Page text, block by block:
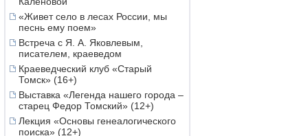
«Живет село в лесах России, мы
песнь ему поем»
Встреча с Я. А. Яковлевым,
писателем, краеведом
Краеведческий клуб «Старый
Томск» (16+)
Выставка «Легенда нашего города –
старец Федор Томский» (12+)
Лекция «Основы генеалогического
поиска» (12+)